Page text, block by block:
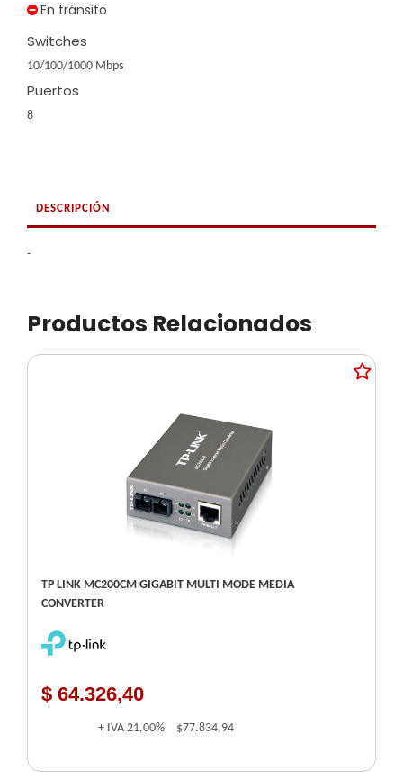
En tránsito
Switches
10/100/1000 Mbps
Puertos
8
DESCRIPCIÓN
-
Productos Relacionados
TP LINK MC200CM GIGABIT MULTI MODE MEDIA
CONVERTER
$ 64.326,40
+ IVA 21,00% $77.834,94